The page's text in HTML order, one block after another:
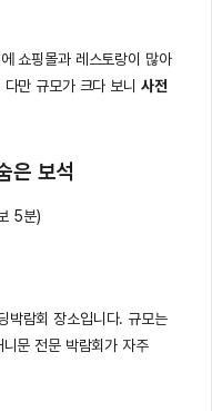
쇼핑몰과 레스토랑이 많아
만 규모가 크다 보니 사전
은 보석
5분)
박람회 장소입니다. 규모는
문 전문 박람회가 자주